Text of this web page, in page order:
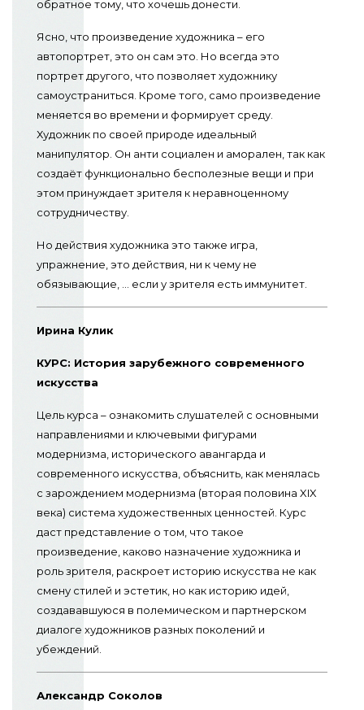
обратное тому, что хочешь донести.
Ясно, что произведение художника – его
автопортрет, это он сам это. Но всегда это
портрет другого, что позволяет художнику
самоустраниться. Кроме того, само произведение
меняется во времени и формирует среду.
Художник по своей природе идеальный
манипулятор. Он анти социален и аморален, так как
создаёт функционально бесполезные вещи и при
этом принуждает зрителя к неравноценному
сотрудничеству.
Но действия художника это также игра,
упражнение, это действия, ни к чему не
обязывающие, … если у зрителя есть иммунитет.
Ирина Кулик
КУРС: История зарубежного современного
искусства
Цель курса – ознакомить слушателей с основными
направлениями и ключевыми фигурами
модернизма, исторического авангарда и
современного искусства, объяснить, как менялась
с зарождением модернизма (вторая половина XIX
века) система художественных ценностей. Курс
даст представление о том, что такое
произведение, каково назначение художника и
роль зрителя, раскроет историю искусства не как
смену стилей и эстетик, но как историю идей,
создававшуюся в полемическом и партнерском
диалоге художников разных поколений и
убеждений.
Александр Соколов